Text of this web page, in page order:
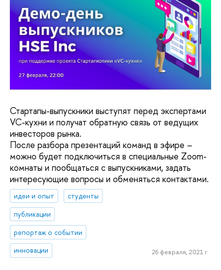
Стартапы-выпускники выступят перед экспертами
VC-кухни и получат обратную связь от ведущих
инвесторов рынка.
После разбора презентаций команд в эфире –
можно будет подключиться в специальные Zoom-
комнаты и пообщаться с выпускниками, задать
интересующие вопросы и обменяться контактами.
идеи и опыт
студенты
публикации
репортаж о событии
инновации
26 февраля, 2021 г.